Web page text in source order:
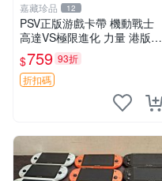
嘉藏珍品 12
PSV正版游戲卡帶 機動戰士
高達VS極限進化 力量 港版中
文 盒裝全新未開封，支持所
有日版，港版或其他地區的P
SV游戲機主機，（除外），
$759 93折
折扣碼